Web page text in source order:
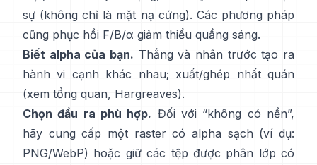
sự (không chỉ là mặt nạ cứng). Các phương pháp
cũng phục hồi F/B/α giảm thiểu quầng sáng.
Biết alpha của bạn. Thẳng và nhân trước tạo ra
hành vi cạnh khác nhau; xuất/ghép nhất quán
(xem tổng quan, Hargreaves).
Chọn đầu ra phù hợp. Đối với “không có nền”,
hãy cung cấp một raster có alpha sạch (ví dụ:
PNG/WebP) hoặc giữ các tệp được phân lớp có